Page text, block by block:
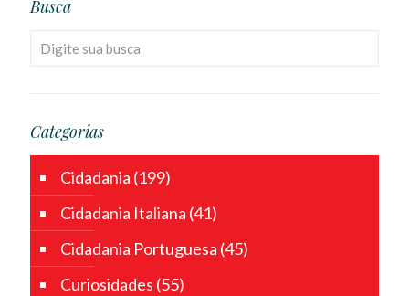
Busca
Categorias
Cidadania (199)
Cidadania Italiana (41)
Cidadania Portuguesa (45)
Curiosidades (55)